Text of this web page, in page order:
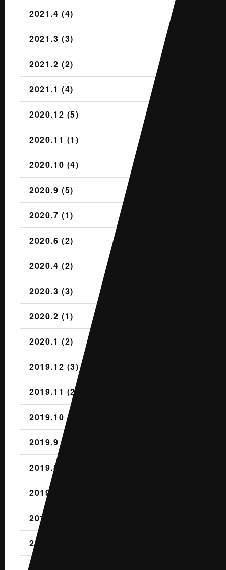
2021.4 (4)
2021.3 (3)
2021.2 (2)
2021.1 (4)
2020.12 (5)
2020.11 (1)
2020.10 (4)
2020.9 (5)
2020.7 (1)
2020.6 (2)
2020.4 (2)
2020.3 (3)
2020.2 (1)
2020.1 (2)
2019.12 (3)
2019.11 (2)
2019.10 (4)
2019.9 (1)
2019.8 (2)
2019.7 (1)
2019.6 (1)
2019.5 (2)